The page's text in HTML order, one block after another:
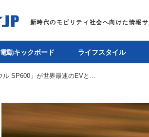
電動キックボード ライフスタイル
日本発のハイパーカー「アウル SP600」が世界最速のEVとしてギネス記録に認定